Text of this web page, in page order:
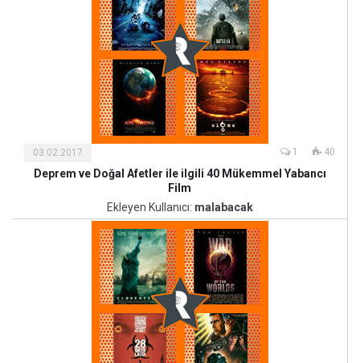
03.02.2017 1 40
Deprem ve Doğal Afetler ile ilgili 40 Mükemmel Yabancı
Film
Ekleyen Kullanıcı: malabacak
Kültür